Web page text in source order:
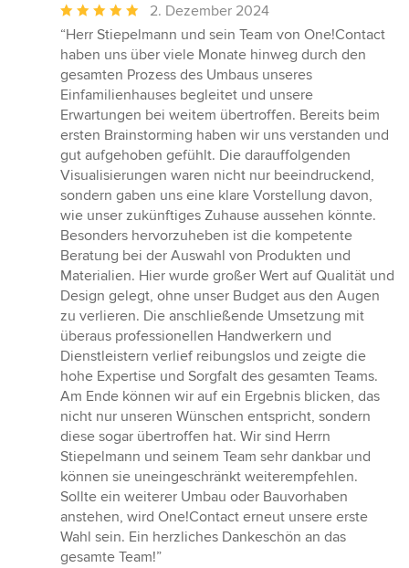
Durchschnittliche
Bewertung:
5
von
5
Sternen
2. Dezember 2024
“Herr Stiepelmann und sein Team von One!Contact
haben uns über viele Monate hinweg durch den
gesamten Prozess des Umbaus unseres
Einfamilienhauses begleitet und unsere
Erwartungen bei weitem übertroffen. Bereits beim
ersten Brainstorming haben wir uns verstanden und
gut aufgehoben gefühlt. Die darauffolgenden
Visualisierungen waren nicht nur beeindruckend,
sondern gaben uns eine klare Vorstellung davon,
wie unser zukünftiges Zuhause aussehen könnte.
Besonders hervorzuheben ist die kompetente
Beratung bei der Auswahl von Produkten und
Materialien. Hier wurde großer Wert auf Qualität und
Design gelegt, ohne unser Budget aus den Augen
zu verlieren. Die anschließende Umsetzung mit
überaus professionellen Handwerkern und
Dienstleistern verlief reibungslos und zeigte die
hohe Expertise und Sorgfalt des gesamten Teams.
Am Ende können wir auf ein Ergebnis blicken, das
nicht nur unseren Wünschen entspricht, sondern
diese sogar übertroffen hat. Wir sind Herrn
Stiepelmann und seinem Team sehr dankbar und
können sie uneingeschränkt weiterempfehlen.
Sollte ein weiterer Umbau oder Bauvorhaben
anstehen, wird One!Contact erneut unsere erste
Wahl sein. Ein herzliches Dankeschön an das
gesamte Team!”